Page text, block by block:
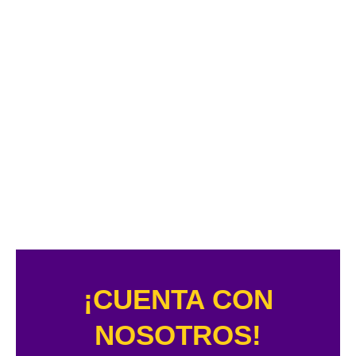
¡CUENTA CON
NOSOTROS!